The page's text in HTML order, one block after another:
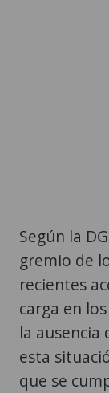
Según la
gremio de
recientes
carga en
la ausencia
esta
que se